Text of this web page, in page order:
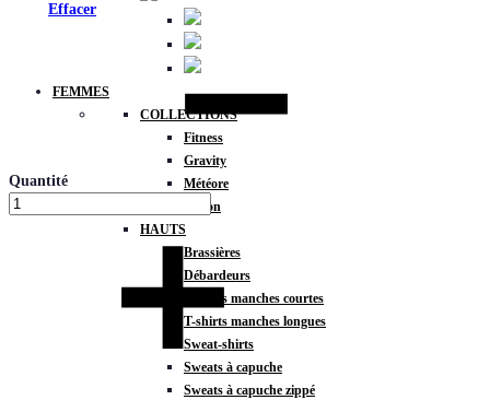
FEMMES
COLLECTIONS
Fitness
Gravity
Météore
Action
HAUTS
Brassières
Débardeurs
T-shirts manches courtes
T-shirts manches longues
Sweat-shirts
Sweats à capuche
Sweats à capuche zippé
Effacer
Quantité